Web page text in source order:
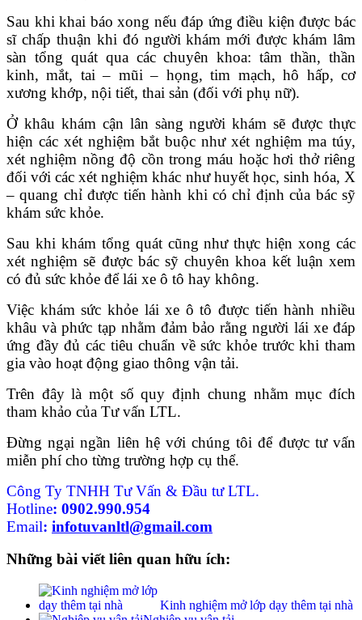
Sau khi khai báo xong nếu đáp ứng điều kiện được bác
sĩ chấp thuận khi đó người khám mới được khám lâm
sàn tổng quát qua các chuyên khoa: tâm thần, thần
kinh, mắt, tai – mũi – họng, tim mạch, hô hấp, cơ
xương khớp, nội tiết, thai sản (đối với phụ nữ).
Ở khâu khám cận lân sàng người khám sẽ được thực
hiện các xét nghiệm bắt buộc như xét nghiệm ma túy,
xét nghiệm nồng độ cồn trong máu hoặc hơi thở riêng
đối với các xét nghiệm khác như huyết học, sinh hóa, X
– quang chỉ được tiến hành khi có chỉ định của bác sỹ
khám sức khỏe.
Sau khi khám tổng quát cũng như thực hiện xong các
xét nghiệm sẽ được bác sỹ chuyên khoa kết luận xem
có đủ sức khỏe để lái xe ô tô hay không.
Việc khám sức khỏe lái xe ô tô được tiến hành nhiều
khâu và phức tạp nhằm đảm bảo rằng người lái xe đáp
ứng đầy đủ các tiêu chuẩn về sức khỏe trước khi tham
gia vào hoạt động giao thông vận tải.
Trên đây là một số quy định chung nhằm mục đích
tham khảo của Tư vấn LTL.
Đừng ngại ngần liên hệ với chúng tôi để được tư vấn
miễn phí cho từng trường hợp cụ thể.
Công Ty TNHH Tư Vấn & Đầu tư LTL.
Hotline: 0902.990.954
Email: infotuvanltl@gmail.com
Những bài viết liên quan hữu ích:
Kinh nghiệm mở lớp dạy thêm tại nhà